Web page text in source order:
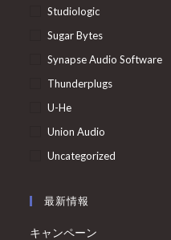
Studiologic
Sugar Bytes
Synapse Audio Software
Thunderplugs
U-He
Union Audio
Uncategorized
最新情報
キャンペーン